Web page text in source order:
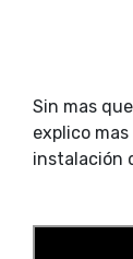
Sin mas
explico
instalación